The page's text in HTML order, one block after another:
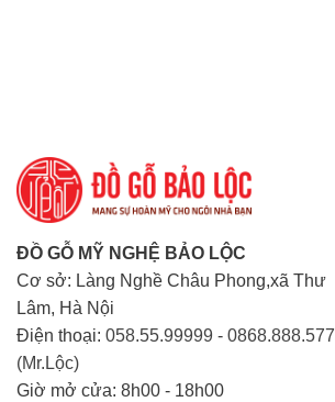
ĐỒ GỖ MỸ NGHỆ BẢO LỘC
Cơ sở: Làng Nghề Châu Phong,xã Thư
Lâm, Hà Nội
Điện thoại: 058.55.99999 - 0868.888.577
(Mr.Lộc)
Giờ mở cửa: 8h00 - 18h00